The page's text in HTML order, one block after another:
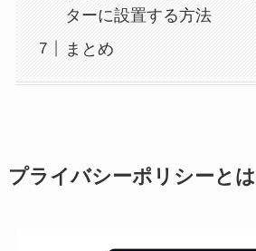
ターに設置する方法
まとめ
プライバシーポリシーとは